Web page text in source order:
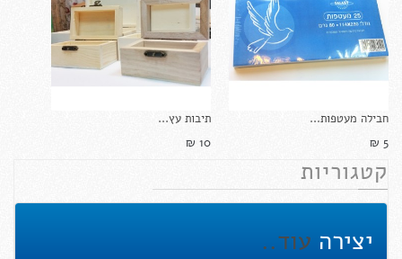
תיבות עץ...
10 ₪‎
חבילה מעטפות...
5 ₪‎
קטגוריות
יצירה עוד..